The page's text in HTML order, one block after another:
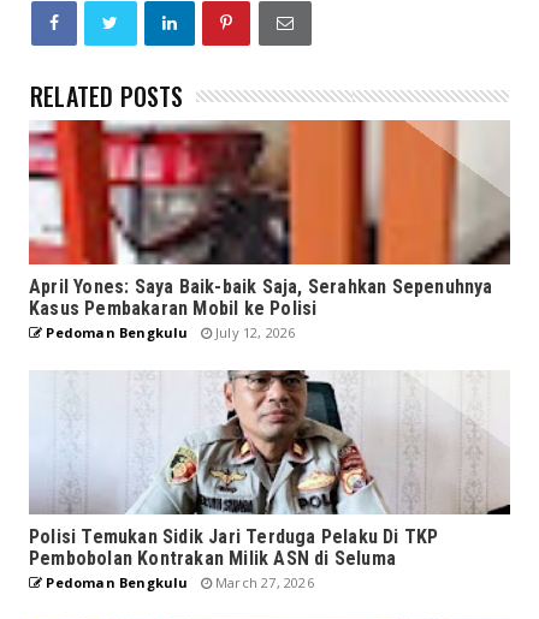
RELATED POSTS
April Yones: Saya Baik-baik Saja, Serahkan Sepenuhnya
Kasus Pembakaran Mobil ke Polisi
Pedoman Bengkulu July 12, 2026
Polisi Temukan Sidik Jari Terduga Pelaku Di TKP
Pembobolan Kontrakan Milik ASN di Seluma
Pedoman Bengkulu March 27, 2026